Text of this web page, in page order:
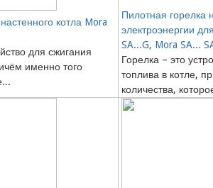
котла Mora
для сжигания
именно того
Пилотная горелка
электроэнергии
SA...G, Mora SA...
Горелка – это
топлива в котле,
количества,